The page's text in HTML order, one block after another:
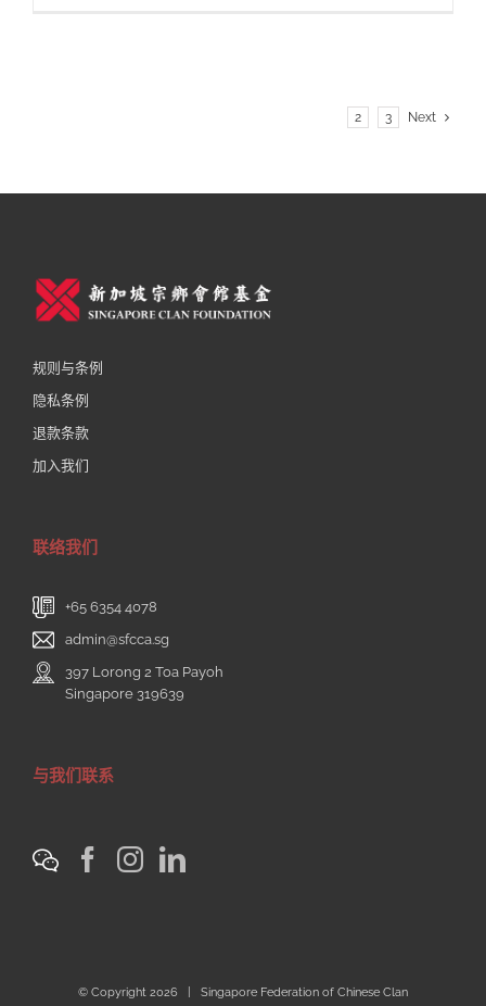
2 3 Next
规则与条例
隐私条例
退款条款
加入我们
联络我们
+65 6354 4078
admin@sfcca.sg
397 Lorong 2 Toa Payoh
Singapore 319639
与我们联系
© Copyright 2026 | Singapore Federation of Chinese Clan